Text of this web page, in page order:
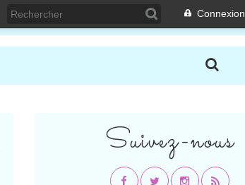
Connexion
Suivez-nous